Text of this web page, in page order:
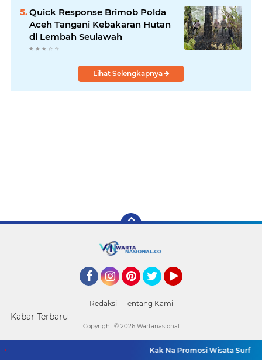
Quick Response Brimob Polda
Aceh Tangani Kebakaran Hutan
di Lembah Seulawah
Lihat Selengkapnya
Redaksi Tentang Kami
Kabar Terbaru
Kak Na Promosi Wisata Surfing
Copyright © 2026 Wartanasional